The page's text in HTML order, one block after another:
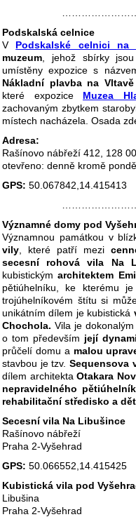
Podskalská celnice
V Podskalské celnici na
muzeum, jehož sbírky
umístěny expozice s
Nákladní plavba na
které expozice Muzea
zachovaným zbytkem
místech nacházela. Osada
Adresa:
Rašínovo nábřeží 412, 128
otevřeno: denně kromě
GPS: 50.067842,14.415413
Významné domy pod
Významnou památkou v
vily, které patří mezi
secesní
rohová vila Na
kubistickýmarchitektem
pětiúhelníku, ke kterému
trojúhelníkovém štítu si
unikátním dílem je kubistická
Chochola. Vila je
o tom především její
průčelí domu a malou
stavbou je tzv. Sequensova
dílem architektaOtakara
nepravidelného
rehabilitační středisko a
Secesní vila Na Libušince
Rašínovo nábřeží
Praha 2-Vyšehrad
GPS: 50.066552,14.415425
Kubistická vila pod
Libušina
Praha 2-Vyšehrad